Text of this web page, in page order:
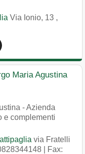
Via Ionio, 13 ,
Maria Agustina
- Azienda
e complementi
via Fratelli
| Fax: